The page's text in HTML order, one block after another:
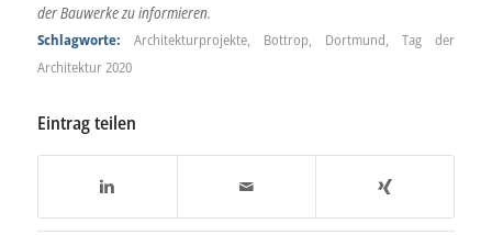
der Bauwerke zu informieren.
Schlagworte: Architekturprojekte, Bottrop, Dortmund,Tag der
Architektur 2020
Eintrag teilen